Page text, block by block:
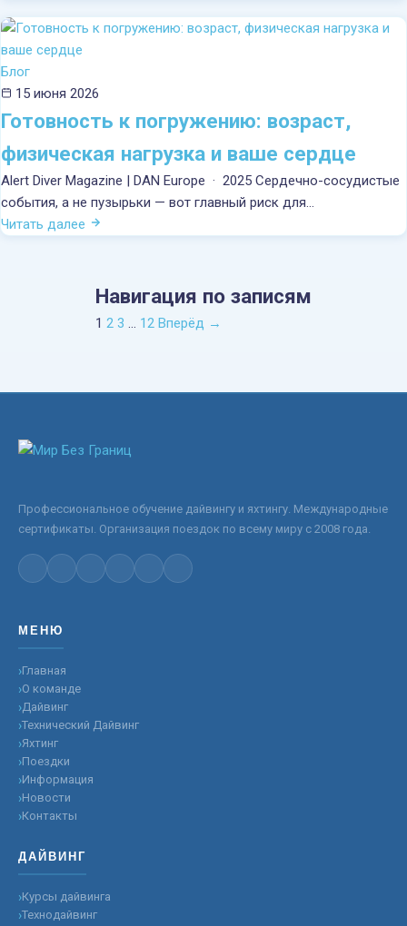
Блог
15 июня 2026
Готовность к погружению: возраст,
физическая нагрузка и ваше сердце
Alert Diver Magazine | DAN Europe · 2025 Сердечно-сосудистые
события, а не пузырьки — вот главный риск для…
Читать далее
Навигация по записям
1 2 3 … 12 Вперёд →
Профессиональное обучение дайвингу и яхтингу. Международные
сертификаты. Организация поездок по всему миру с 2008 года.
МЕНЮ
Главная
О команде
Дайвинг
Технический Дайвинг
Яхтинг
Поездки
Информация
Новости
Контакты
ДАЙВИНГ
Курсы дайвинга
Технодайвинг